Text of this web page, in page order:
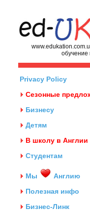
обучение
Privacy Policy
Сезонные
Бизнесу
Детям
В школу в Англии
Студентам
Мы
Англию
Полезная инфо
Бизнес-Линк